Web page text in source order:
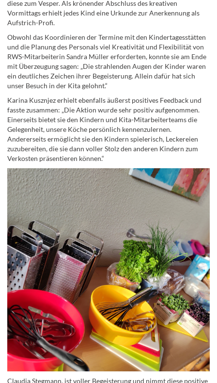
diese zum Vesper. Als krönender Abschluss des kreativen
Vormittags erhielt jedes Kind eine Urkunde zur Anerkennung als
Aufstrich-Profi.
Obwohl das Koordinieren der Termine mit den Kindertagesstätten
und die Planung des Personals viel Kreativität und Flexibilität von
RWS-Mitarbeiterin Sandra Müller erforderten, konnte sie am Ende
mit Überzeugung sagen: „Die strahlenden Augen der Kinder waren
ein deutliches Zeichen ihrer Begeisterung. Allein dafür hat sich
unser Besuch in der Kita gelohnt.“
Karina Kusznjez erhielt ebenfalls äußerst positives Feedback und
fasste zusammen: „Die Aktion wurde sehr positiv aufgenommen.
Einerseits bietet sie den Kindern und Kita-Mitarbeiterteams die
Gelegenheit, unsere Köche persönlich kennenzulernen.
Andererseits ermöglicht sie den Kindern spielerisch, Leckereien
zuzubereiten, die sie dann voller Stolz den anderen Kindern zum
Verkosten präsentieren können.“
Claudia Stegmann, ist voller Begeisterung und nimmt diese positive